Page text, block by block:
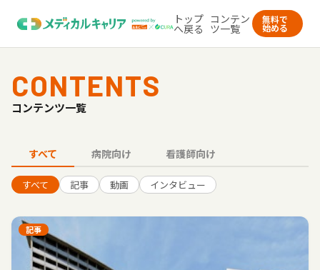
トップ
へ戻る
コンテン
ツ一覧
無料で
始める
CONTENTS
コンテンツ一覧
すべて 病院向け 看護師向け
すべて 記事 動画 インタビュー
記事